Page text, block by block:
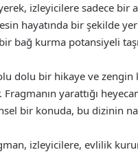
izleyicilere sadece bir
hayatında bir şekilde
bağ kurma potansiyeli
dolu bir hikaye ve
yarattığı
bir konuda, bu dizinin
izleyicilere, evlilik